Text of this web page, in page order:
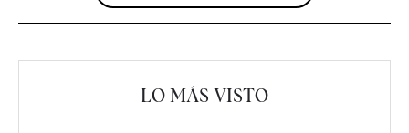
LO MÁS VISTO